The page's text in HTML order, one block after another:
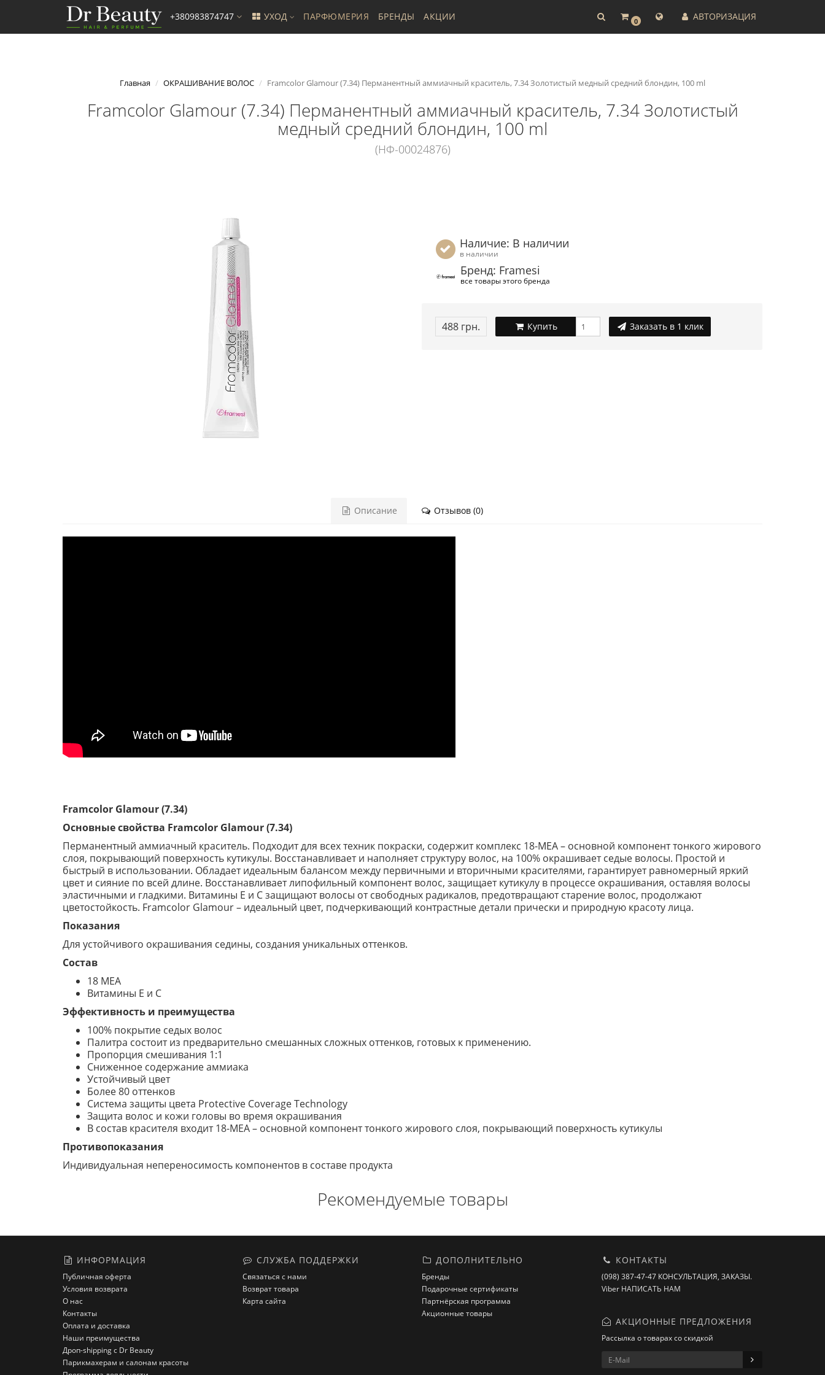
0 АВТОРИЗАЦИЯ
+380983874747 УХОД ПАРФЮМЕРИЯ БРЕНДЫ АКЦИИ
Главная ОКРАШИВАНИЕ ВОЛОС Framcolor Glamour (7.34) Перманентный аммиачный краситель, 7.34 Золотистый медный средний блондин, 100 ml
Framcolor Glamour (7.34) Перманентный аммиачный краситель, 7.34 Золотистый
медный средний блондин, 100 ml
(НФ-00024876)
Наличие: В наличии
в наличии
Бренд: Framesi
все товары этого бренда
488 грн. Купить Заказать в 1 клик
Описание Отзывов (0)
Framcolor Glamour (7.34)
Основные свойства Framcolor Glamour (7.34)
Перманентный аммиачный краситель. Подходит для всех техник покраски, содержит комплекс 18-МЕА – основной компонент тонкого жирового
слоя, покрывающий поверхность кутикулы. Восстанавливает и наполняет структуру волос, на 100% окрашивает седые волосы. Простой и
быстрый в использовании. Обладает идеальным балансом между первичными и вторичными красителями, гарантирует равномерный яркий
цвет и сияние по всей длине. Восстанавливает липофильный компонент волос, защищает кутикулу в процессе окрашивания, оставляя волосы
эластичными и гладкими. Витамины E и С защищают волосы от свободных радикалов, предотвращают старение волос, продолжают
цветостойкость. Framcolor Glamour – идеальный цвет, подчеркивающий контрастные детали прически и природную красоту лица.
Показания
Для устойчивого окрашивания седины, создания уникальных оттенков.
Состав
18 МЕА
Витамины Е и С
Эффективность и преимущества
100% покрытие седых волос
Палитра состоит из предварительно смешанных сложных оттенков, готовых к применению.
Пропорция смешивания 1:1
Сниженное содержание аммиака
Устойчивый цвет
Более 80 оттенков
Система защиты цвета Protective Coverage Technology
Защита волос и кожи головы во время окрашивания
В состав красителя входит 18-MEA – основной компонент тонкого жирового слоя, покрывающий поверхность кутикулы
Противопоказания
Индивидуальная непереносимость компонентов в составе продукта
Рекомендуемые товары
ИНФОРМАЦИЯ
Публичная оферта
Условия возврата
О нас
Контакты
Оплата и доставка
Наши преимущества
Дроп-shipping с Dr Beauty
Парикмахерам и салонам красоты
СЛУЖБА ПОДДЕРЖКИ
Связаться с нами
Возврат товара
Карта сайта
ДОПОЛНИТЕЛЬНО
Бренды
Подарочные сертификаты
Партнёрская программа
Акционные товары
КОНТАКТЫ
(098) 387-47-47 КОНСУЛЬТАЦИЯ, ЗАКАЗЫ.
Viber НАПИСАТЬ НАМ
АКЦИОННЫЕ ПРЕДЛОЖЕНИЯ
Рассылка о товарах со скидкой